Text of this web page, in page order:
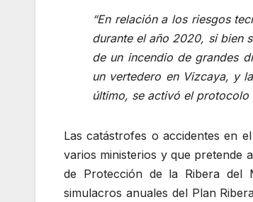
“En relación a los riesgos
durante el año 2020, si bien
de un incendio de grandes
un vertedero en Vizcaya, y
último, se activó el
Las catástrofes o accidentes en
varios ministerios y que pretende
de Protección de la Ribera del
simulacros anuales del Plan